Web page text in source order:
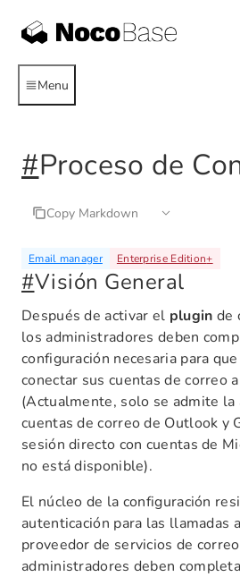
Menu
#Proceso de
Copy Markdown
Email manager Enterprise Edition+
#Visión General
Después de activar el plugin de
los administradores deben
configuración necesaria para
conectar sus cuentas de correo
(Actualmente, solo se admite la
cuentas de correo de Outlook y
sesión directo con cuentas de
no está disponible).
El núcleo de la configuración
autenticación para las llamadas
proveedor de servicios de
administradores deben